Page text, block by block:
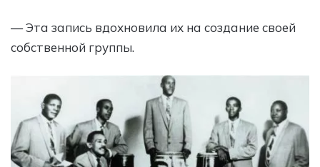
— Эта запись вдохновила их на создание своей
собственной группы.